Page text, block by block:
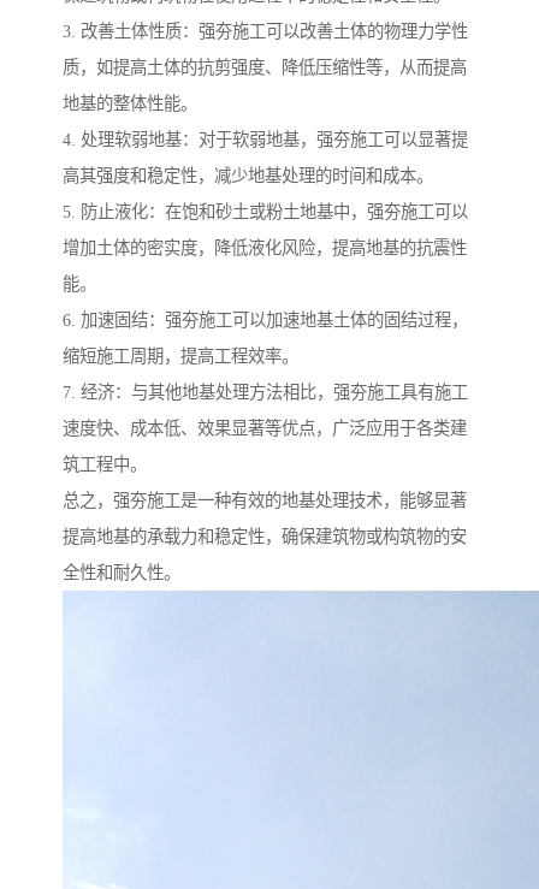
3. 改善土体性质：强夯施工可以改善土体的物理力学性
质，如提高土体的抗剪强度、降低压缩性等，从而提高
地基的整体性能。
4. 处理软弱地基：对于软弱地基，强夯施工可以显著提
高其强度和稳定性，减少地基处理的时间和成本。
5. 防止液化：在饱和砂土或粉土地基中，强夯施工可以
增加土体的密实度，降低液化风险，提高地基的抗震性
能。
6. 加速固结：强夯施工可以加速地基土体的固结过程，
缩短施工周期，提高工程效率。
7. 经济：与其他地基处理方法相比，强夯施工具有施工
速度快、成本低、效果显著等优点，广泛应用于各类建
筑工程中。
总之，强夯施工是一种有效的地基处理技术，能够显著
提高地基的承载力和稳定性，确保建筑物或构筑物的安
全性和耐久性。